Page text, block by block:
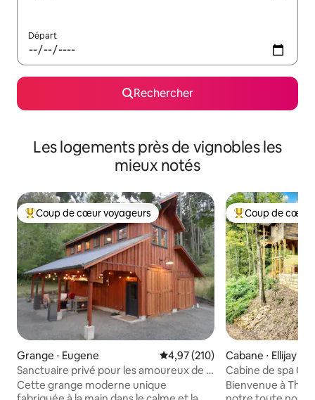
Départ
Rechercher
Les logements près de vignobles les
mieux notés
Coups de cœur voyageurs les plus appréciés
Coup de cœur voyageurs
Grange ⋅ Eugene Évaluation moyenne sur la
4,97 (210)
Sanctuaire privé pour les amoureux de la
nature en ville sur 4 acres
Cette grange moderne unique
Coups de cœur
Coup de cœur
Cabane ⋅ Ellijay
Cabine de spa
remous, bassin
Bienvenue à The